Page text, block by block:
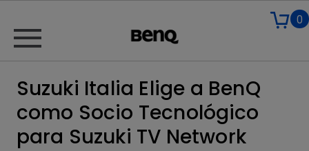
0
Suzuki Italia Elige a BenQ
como Socio Tecnológico
para Suzuki TV Network